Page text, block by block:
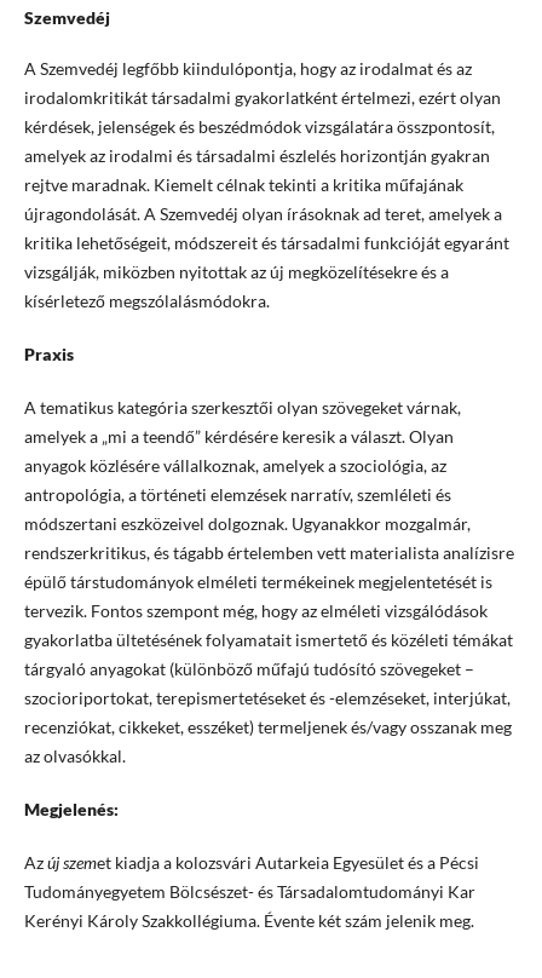
Szemvedéj
A Szemvedéj legfőbb kiindulópontja, hogy az irodalmat és az
irodalomkritikát társadalmi gyakorlatként értelmezi, ezért olyan
kérdések, jelenségek és beszédmódok vizsgálatára összpontosít,
amelyek az irodalmi és társadalmi észlelés horizontján gyakran
rejtve maradnak. Kiemelt célnak tekinti a kritika műfajának
újragondolását. A Szemvedéj olyan írásoknak ad teret, amelyek a
kritika lehetőségeit, módszereit és társadalmi funkcióját egyaránt
vizsgálják, miközben nyitottak az új megközelítésekre és a
kísérletező megszólalásmódokra.
Praxis
A tematikus kategória szerkesztői olyan szövegeket várnak,
amelyek a „mi a teendő” kérdésére keresik a választ. Olyan
anyagok közlésére vállalkoznak, amelyek a szociológia, az
antropológia, a történeti elemzések narratív, szemléleti és
módszertani eszközeivel dolgoznak. Ugyanakkor mozgalmár,
rendszerkritikus, és tágabb értelemben vett materialista analízisre
épülő társtudományok elméleti termékeinek megjelentetését is
tervezik. Fontos szempont még, hogy az elméleti vizsgálódások
gyakorlatba ültetésének folyamatait ismertető és közéleti témákat
tárgyaló anyagokat (különböző műfajú tudósító szövegeket –
szocioriportokat, terepismertetéseket és -elemzéseket, interjúkat,
recenziókat, cikkeket, esszéket) termeljenek és/vagy osszanak meg
az olvasókkal.
Megjelenés:
Azúj szemet kiadja a kolozsvári Autarkeia Egyesület és a Pécsi
Tudományegyetem Bölcsészet- és Társadalomtudományi Kar
Kerényi Károly Szakkollégiuma. Évente két szám jelenik meg.